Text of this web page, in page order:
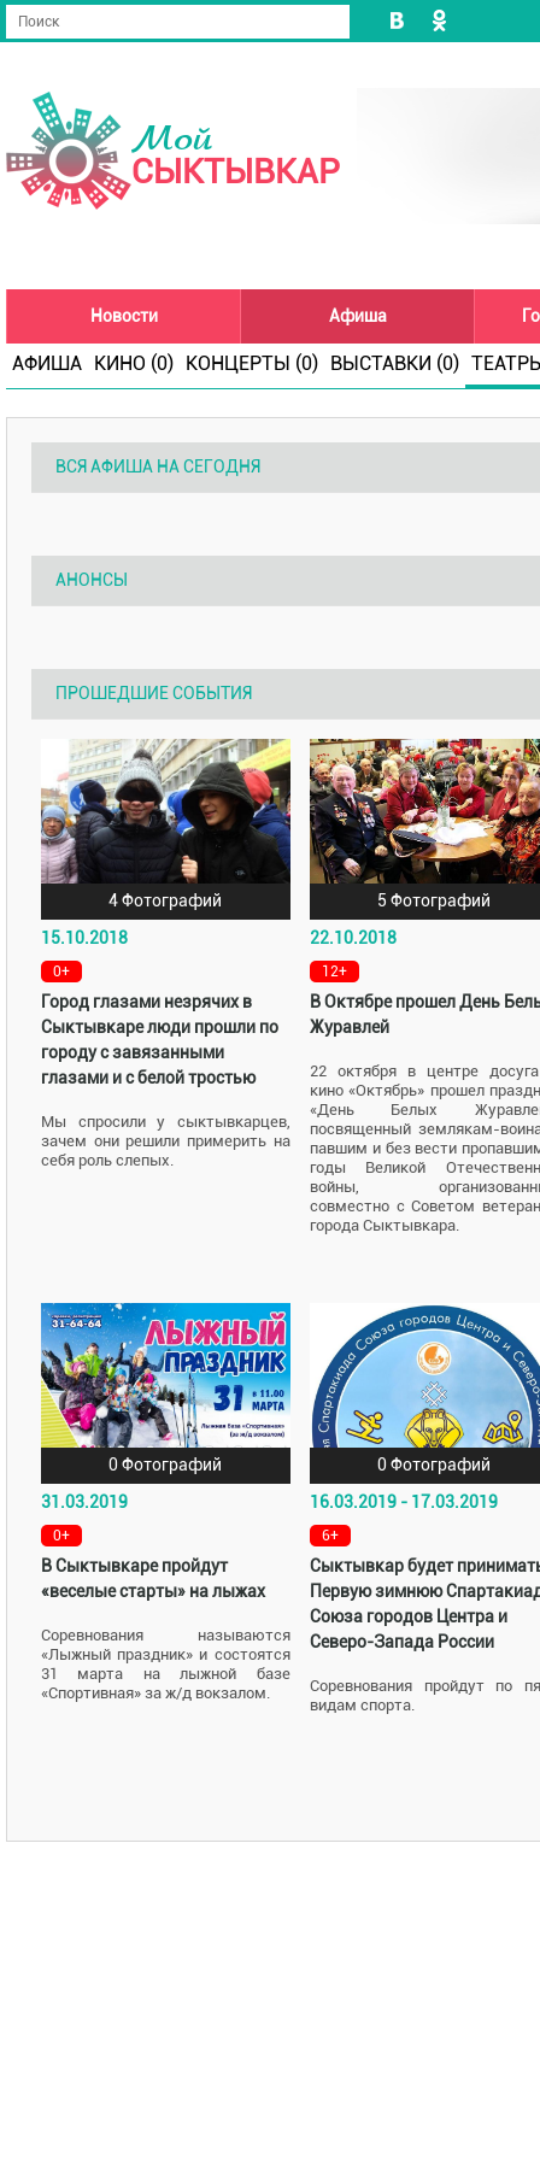
Мой
СЫКТЫВКАР
Новости Афиша
АФИША КИНО (0) КОНЦЕРТЫ (0) ВЫСТАВКИ (0)
ВСЯ АФИША НА СЕГОДНЯ
АНОНСЫ
ПРОШЕДШИЕ СОБЫТИЯ
4 Фотографий
15.10.2018
0+
Город глазами незрячих в
Сыктывкаре люди прошли по
городу с завязанными
глазами и с белой тростью
Мы спросили у сыктывкарцев,
зачем они решили примерить на
себя роль слепых.
5 Фотографий
22.10.2018
12+
В Октябре прошел День
Журавлей
22 октября в центре
кино «Октябрь» прошел
«День Белых
посвященный землякам-
павшим и без вести
годы Великой
войны,
совместно с Советом
города Сыктывкара.
0 Фотографий
31.03.2019
0+
В Сыктывкаре пройдут
«веселые старты» на лыжах
Соревнования называются
«Лыжный праздник» и состоятся
31 марта на лыжной базе
«Спортивная» за ж/д вокзалом.
0 Фотографий
16.03.2019 - 17.03.2019
6+
Сыктывкар будет
Первую зимнюю
Союза городов Центра и
Северо-Запада России
Соревнования пройдут по
видам спорта.